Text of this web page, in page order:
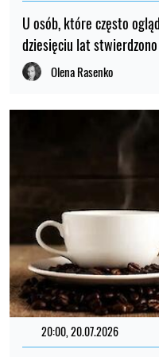
U osób, które często
dziesięciu lat
Olena Rasenko
20:00, 20.07.2026